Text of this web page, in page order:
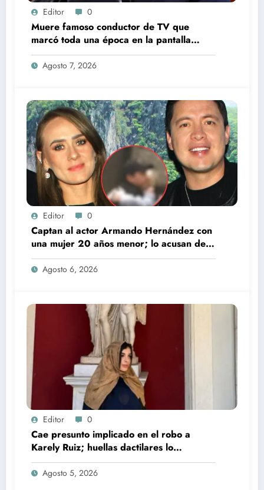
Editor 0
Muere famoso conductor de TV que
marcó toda una época en la pantalla
chica, así fue su repentino fallecimiento
Agosto 7, 2026
Editor 0
Captan al actor Armando Hernández con
una mujer 20 años menor; lo acusan de
infidelidad a su esposa
Agosto 6, 2026
Editor 0
Cae presunto implicado en el robo a
Karely Ruiz; huellas dactilares lo
delataron
Agosto 5, 2026